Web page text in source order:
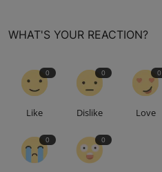
WHAT'S YOUR REACTION?
0
Like
0
Dislike
0
Love
0 0